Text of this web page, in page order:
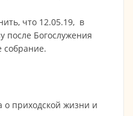
что 12.05.19, в
после Богослужения
собрание.
о приходской жизни и